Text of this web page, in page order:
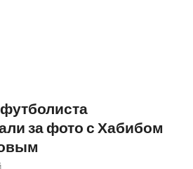
за фото с Хабибом